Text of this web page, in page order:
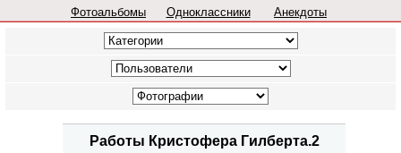
Фотоальбомы Одноклассники Анекдоты
Работы Кристофера Гилберта.2